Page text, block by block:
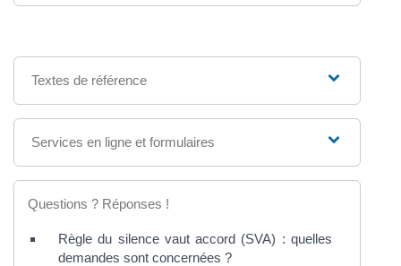
Textes de référence
Services en ligne et formulaires
Questions ? Réponses !
Règle du silence vaut accord (SVA) : quelles
demandes sont concernées ?